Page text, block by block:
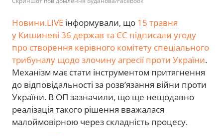
Новини.LIVE інформували, що 15 травня
у Кишиневі 36 держав та ЄС підписали угоду
про створення керівного комітету спеціального
трибуналу щодо злочину агресії проти України.
Механізм має стати інструментом притягнення
до відповідальності за розв’язання війни проти
України. В ОП зазначили, що ще нещодавно
реалізація такого рішення вважалася
малоймовірною через складність процесу.